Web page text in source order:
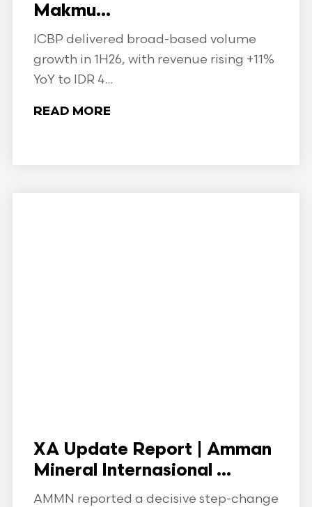
Makmu...
ICBP delivered broad-based volume
growth in 1H26, with revenue rising +11%
YoY to IDR 4...
READ MORE
XA Update Report | Amman
Mineral Internasional ...
AMMN reported a decisive step-change